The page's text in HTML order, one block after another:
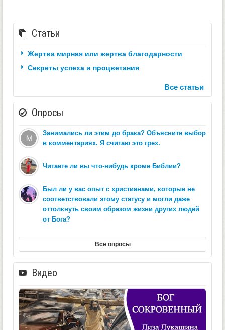
Статьи
Жертва мирная или жертва благодарности
Секреты успеха и процветания
Все статьи
Опросы
Занимались ли этим до брака? Объясните выбор
в комментариях. Я считаю это грех.
Читаете ли вы что-нибудь кроме Библии?
Был ли у вас опыт с христианами, которые не
соответствовали этому статусу и могли даже
оттолкнуть своим образом жизни других людей
от Бога?
Все опросы
Видео